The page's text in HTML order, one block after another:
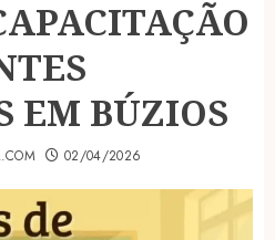
EM BÚZIOS
02/04/2026